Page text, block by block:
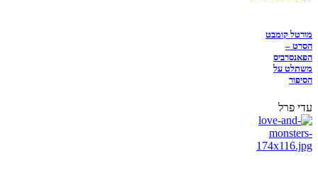
מורטל קומבט
הסרט –
הפאנסרביס
משתלט על
הסיפור
עדי פרל